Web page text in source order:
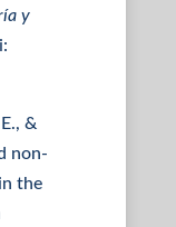
y
&
non-
the